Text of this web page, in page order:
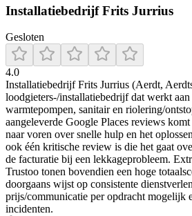
Installatiebedrijf Frits Jurrius
Gesloten
4.0
Installatiebedrijf Frits Jurrius (Aerdt,
loodgieters-/installatiebedrijf dat werkt
warmtepompen, sanitair en riolering/
aangeleverde Google Places reviews
naar voren over snelle hulp en het
ook één kritische review is die het gaat
de facturatie bij een lekkageprobleem.
Trustoo tonen bovendien een hoge
doorgaans wijst op consistente
prijs/communicatie per opdracht mogelijk
incidenten.